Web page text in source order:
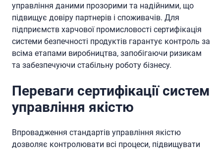
управління даними прозорими та надійними, що
підвищує довіру партнерів і споживачів. Для
підприємств харчової промисловості сертифікація
системи безпечності продуктів гарантує контроль за
всіма етапами виробництва, запобігаючи ризикам
та забезпечуючи стабільну роботу бізнесу.
Переваги сертифікації систем
управління якістю
Впровадження стандартів управління якістю
дозволяє контролювати всі процеси, підвищувати